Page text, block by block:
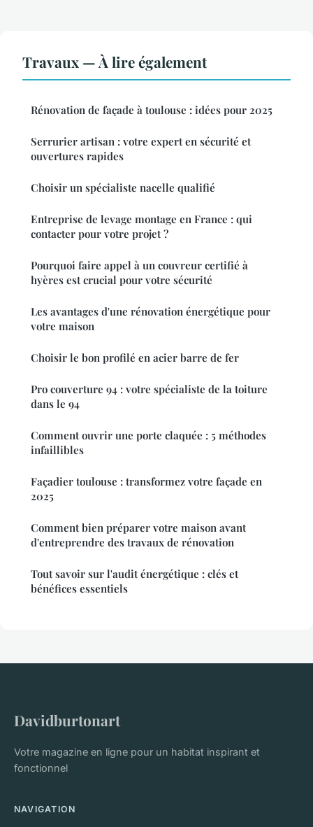
Travaux — À lire également
Rénovation de façade à toulouse : idées pour 2025
Serrurier artisan : votre expert en sécurité et
ouvertures rapides
Choisir un spécialiste nacelle qualifié
Entreprise de levage montage en France : qui
contacter pour votre projet ?
Pourquoi faire appel à un couvreur certifié à
hyères est crucial pour votre sécurité
Les avantages d'une rénovation énergétique pour
votre maison
Choisir le bon profilé en acier barre de fer
Pro couverture 94 : votre spécialiste de la toiture
dans le 94
Comment ouvrir une porte claquée : 5 méthodes
infaillibles
Façadier toulouse : transformez votre façade en
2025
Comment bien préparer votre maison avant
d'entreprendre des travaux de rénovation
Tout savoir sur l'audit énergétique : clés et
bénéfices essentiels
Davidburtonart
Votre magazine en ligne pour un habitat inspirant et
fonctionnel
NAVIGATION